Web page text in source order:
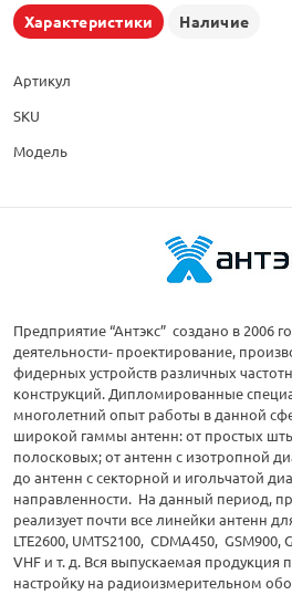
Характеристики Наличие
Артикул
SKU
Модель
Предприятие “Антэкс” создано в 2006
деятельности- проектирование,
фидерных устройств различных
конструкций. Дипломированные
многолетний опыт работы в данной
широкой гаммы антенн: от простых
полосковых; от антенн с изотропной
до антенн с секторной и игольчатой
направленности. На данный период,
реализует почти все линейки антенн
LTE2600, UMTS2100, CDMA450, GSM900,
VHF и т. д. Вся выпускаемая
настройку на радиоизмерительном